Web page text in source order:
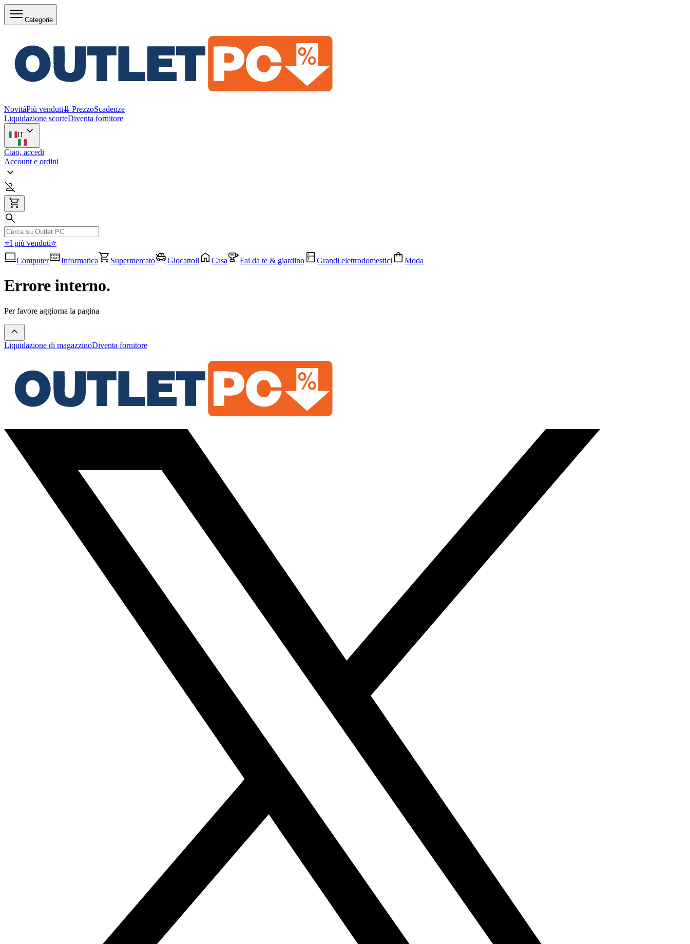
Categorie
NovitàPiù venduti⇊ PrezzoScadenze
Liquidazione scorteDiventa fornitore
IT
Ciao, accedi
Account e ordini
⭐I più venduti⭐
Computer
Informatica Supermercato Giocattoli Casa Fai da te & giardino Grandi elettrodomestici Moda
Errore interno.
Per favore aggiorna la pagina
Liquidazione di magazzinoDiventa fornitore